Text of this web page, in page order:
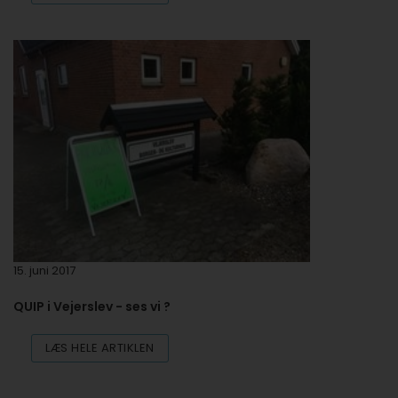
15. juni 2017
QUIP i Vejerslev - ses vi ?
LÆS HELE ARTIKLEN